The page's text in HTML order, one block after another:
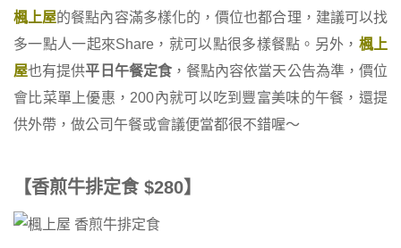
楓上屋的餐點內容滿多樣化的，價位也都合理，建議可以找
多一點人一起來Share，就可以點很多樣餐點。另外， 楓上
屋也有提供平日午餐定食，餐點內容依當天公告為準，價位
會比菜單上優惠，200內就可以吃到豐富美味的午餐，還提
供外帶，做公司午餐或會議便當都很不錯喔～
【香煎牛排定食 $280】